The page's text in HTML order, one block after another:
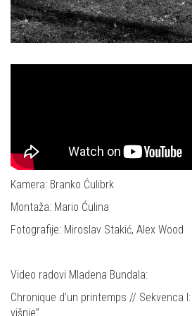
Kamera: Branko Ćulibrk
Montaža: Mario Ćulina
Fotografije: Miroslav Stakić, Alex Wood
Video radovi Mladena Bundala:
Chronique d’un printemps // Sekvenca
višnje”